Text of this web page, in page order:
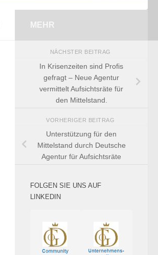
MEHR
NÄCHSTER BEITRAG
In Krisenzeiten sind Profis
gefragt – Neue Agentur
vermittelt Aufsichtsräte für
den Mittelstand.
VORHERIGER BEITRAG
Unterstützung für den
Mittelstand durch Deutsche
Agentur für Aufsichtsräte
FOLGEN SIE UNS AUF
LINKEDIN